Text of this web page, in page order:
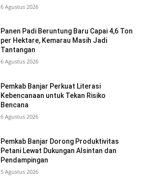
6 Agustus 2026
Panen Padi Beruntung Baru Capai 4,6 Ton
per Hektare, Kemarau Masih Jadi
Tantangan
6 Agustus 2026
Pemkab Banjar Perkuat Literasi
Kebencanaan untuk Tekan Risiko
Bencana
6 Agustus 2026
Pemkab Banjar Dorong Produktivitas
Petani Lewat Dukungan Alsintan dan
Pendampingan
5 Agustus 2026